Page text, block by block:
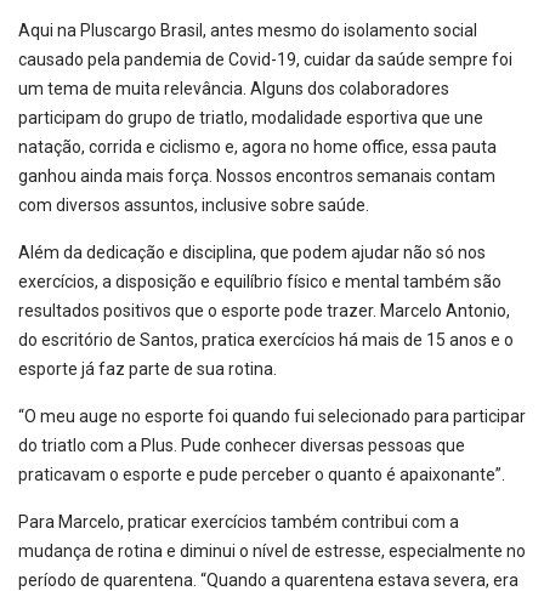
Aqui na Pluscargo Brasil, antes mesmo do isolamento social
causado pela pandemia de Covid-19, cuidar da saúde sempre foi
um tema de muita relevância. Alguns dos colaboradores
participam do grupo de triatlo, modalidade esportiva que une
natação, corrida e ciclismo e, agora no home office, essa pauta
ganhou ainda mais força. Nossos encontros semanais contam
com diversos assuntos, inclusive sobre saúde.
Além da dedicação e disciplina, que podem ajudar não só nos
exercícios, a disposição e equilíbrio físico e mental também são
resultados positivos que o esporte pode trazer. Marcelo Antonio,
do escritório de Santos, pratica exercícios há mais de 15 anos e o
esporte já faz parte de sua rotina.
“O meu auge no esporte foi quando fui selecionado para participar
do triatlo com a Plus. Pude conhecer diversas pessoas que
praticavam o esporte e pude perceber o quanto é apaixonante”.
Para Marcelo, praticar exercícios também contribui com a
mudança de rotina e diminui o nível de estresse, especialmente no
período de quarentena. “Quando a quarentena estava severa, era